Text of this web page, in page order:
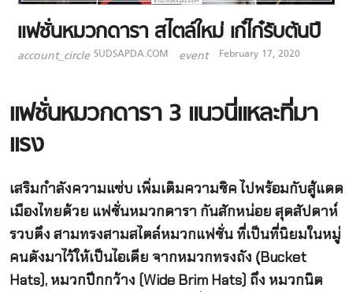
แฟชั่นหมวกดารา สไตล์ใหม่ เก๋ไก๋รับต้นปี
account_circle SUDSAPDA.COM event February 17, 2020
แฟชั่นหมวกดารา 3 แนวนี่แหละที่มา
แรง
เสริมกำลังความแซ่บ เพิ่มเติมความชิค ไปพร้อมกับสู้แดด
เมืองไทยด้วย แฟชั่นหมวกดารา กันสักหน่อย สุดสัปดาห์
รวบตึง สามทรงสามสไตล์หมวกแฟชั่น ที่เป็นที่นิยมในหมู่
คนดังมาไว้ให้เป็นไอเดีย จากหมวกทรงถัง (ฺBucket
Hats), หมวกปีกกว้าง (Wide Brim Hats) ถึง หมวกนิต